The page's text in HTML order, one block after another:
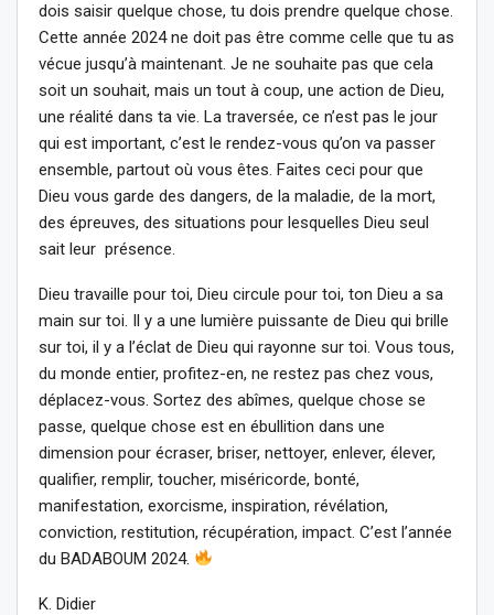
dois saisir quelque chose, tu dois prendre quelque chose.
Cette année 2024 ne doit pas être comme celle que tu as
vécue jusqu’à maintenant. Je ne souhaite pas que cela
soit un souhait, mais un tout à coup, une action de Dieu,
une réalité dans ta vie. La traversée, ce n’est pas le jour
qui est important, c’est le rendez-vous qu’on va passer
ensemble, partout où vous êtes. Faites ceci pour que
Dieu vous garde des dangers, de la maladie, de la mort,
des épreuves, des situations pour lesquelles Dieu seul
sait leur présence.
Dieu travaille pour toi, Dieu circule pour toi, ton Dieu a sa
main sur toi. Il y a une lumière puissante de Dieu qui brille
sur toi, il y a l’éclat de Dieu qui rayonne sur toi. Vous tous,
du monde entier, profitez-en, ne restez pas chez vous,
déplacez-vous. Sortez des abîmes, quelque chose se
passe, quelque chose est en ébullition dans une
dimension pour écraser, briser, nettoyer, enlever, élever,
qualifier, remplir, toucher, miséricorde, bonté,
manifestation, exorcisme, inspiration, révélation,
conviction, restitution, récupération, impact. C’est l’année
du BADABOUM 2024.
K. Didier